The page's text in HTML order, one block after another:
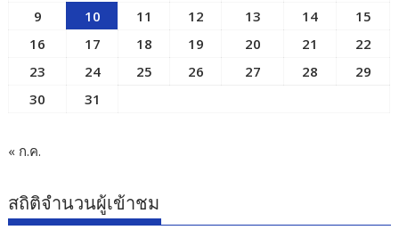
9
10 11 12 13 14
15
16
17 18 19 20 21
22
23
24 25 26 27 28
29
30
31
« ก.ค.
สถิติจำนวนผู้เข้าชม